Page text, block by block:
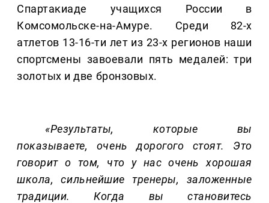
Спартакиаде учащихся России в
Комсомольске-на-Амуре. Среди 82-х
атлетов 13-16-ти лет из 23-х регионов наши
спортсмены завоевали пять медалей: три
золотых и две бронзовых.
«Результаты, которые вы
показываете, очень дорогого стоят. Это
говорит о том, что у нас очень хорошая
школа, сильнейшие тренеры, заложенные
традиции. Когда вы становитесь